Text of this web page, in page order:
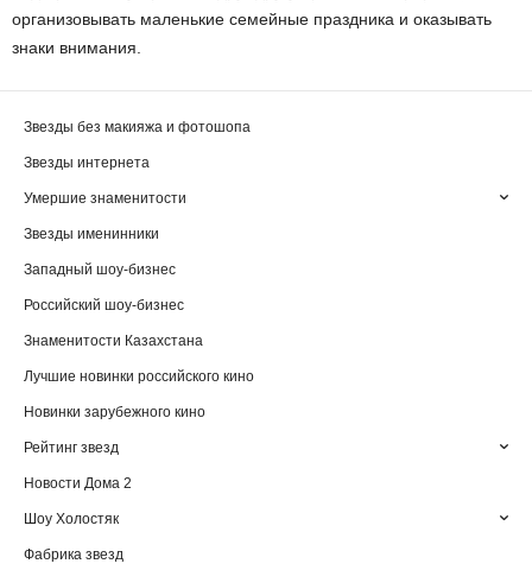
организовывать маленькие семейные праздника и оказывать
знаки внимания.
Звезды без макияжа и фотошопа
Звезды интернета
Умершие знаменитости
Звезды именинники
Западный шоу-бизнес
Российский шоу-бизнес
Знаменитости Казахстана
Лучшие новинки российского кино
Новинки зарубежного кино
Рейтинг звезд
Новости Дома 2
Шоу Холостяк
Фабрика звезд